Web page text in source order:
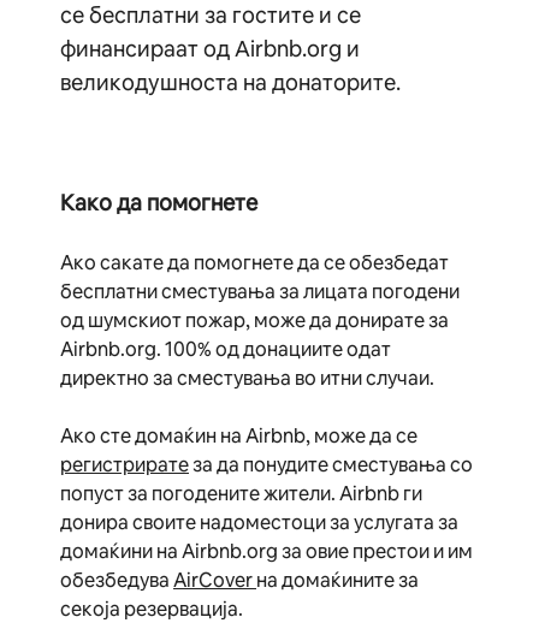
се бесплатни за гостите и се
финансираат од Airbnb.org и
великодушноста на донаторите.
Како да помогнете
Ако сакате да помогнете да се обезбедат
бесплатни сместувања за лицата погодени
од шумскиот пожар, може да донирате за
Airbnb.org. 100% од донациите одат
директно за сместувања во итни случаи.
Ако сте домаќин на Airbnb, може да се
регистриратеза да понудите сместувања со
попуст за погодените жители. Airbnb ги
донира своите надоместоци за услугата за
домаќини на Airbnb.org за овие престои и им
обезбедуваAirCoverна домаќините за
секоја резервација.